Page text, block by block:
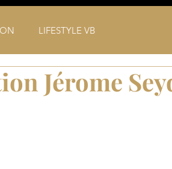
LIFESTYLE VB
Jérome